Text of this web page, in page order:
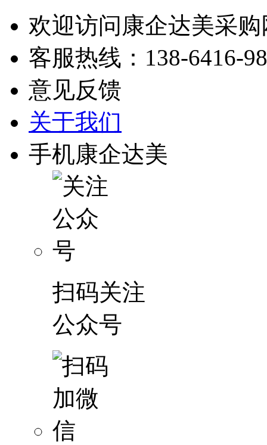
欢迎访问康企达美采购
客服热线： 138-6416-
意见反馈
关于我们
手机康企达美
扫码关注
公众号